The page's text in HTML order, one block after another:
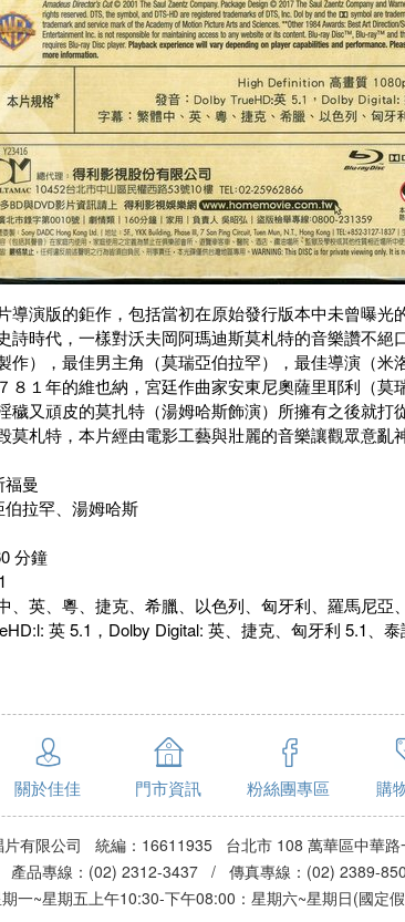
導演版的鉅作，包括當初在原始發行版本中未曾曝
詩時代，一樣對沃夫岡阿瑪迪斯莫札特的音樂讚不
作），最佳男主角（莫瑞亞伯拉罕），最佳導演（
８１年的維也納，宮廷作曲家安東尼奧薩里耶利（
穢又頑皮的莫扎特（湯姆哈斯飾演）所擁有之後就
莫札特，本片經由電影工藝與壯麗的音樂讓觀眾意亂
曼
拉罕、湯姆哈斯
分鐘
、英、粵、捷克、希臘、以色列、匈牙利、羅馬尼亞
英 5.1，Dolby Digital: 英、捷克、匈牙利 5.1、泰
關於佳佳 門市資訊 粉絲團專區 購
片有限公司 統編：16611935 台北市 108 萬華區中華路
品專線：(02) 2312-3437 / 傳真專線：(02) 2389-
一~星期五上午10:30-下午08:00：星期六~星期日(國定